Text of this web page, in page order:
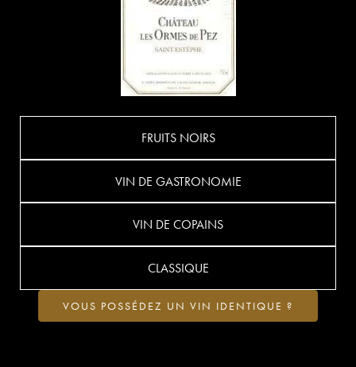
FRUITS NOIRS
VIN DE GASTRONOMIE
VIN DE COPAINS
CLASSIQUE
VOUS POSSÉDEZ UN VIN IDENTIQUE ?